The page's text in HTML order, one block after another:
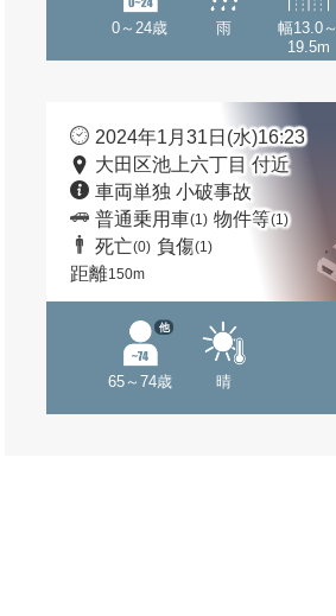
0～24歳 雨
幅13.0～
19.5m
2024年1月31日(水)16:23
大田区池上六丁目 付近
車両単独 小破事故
普通乗用車(1) 物件等(1)
死亡(0) 負傷(1)
距離150m
65～74歳
他
晴